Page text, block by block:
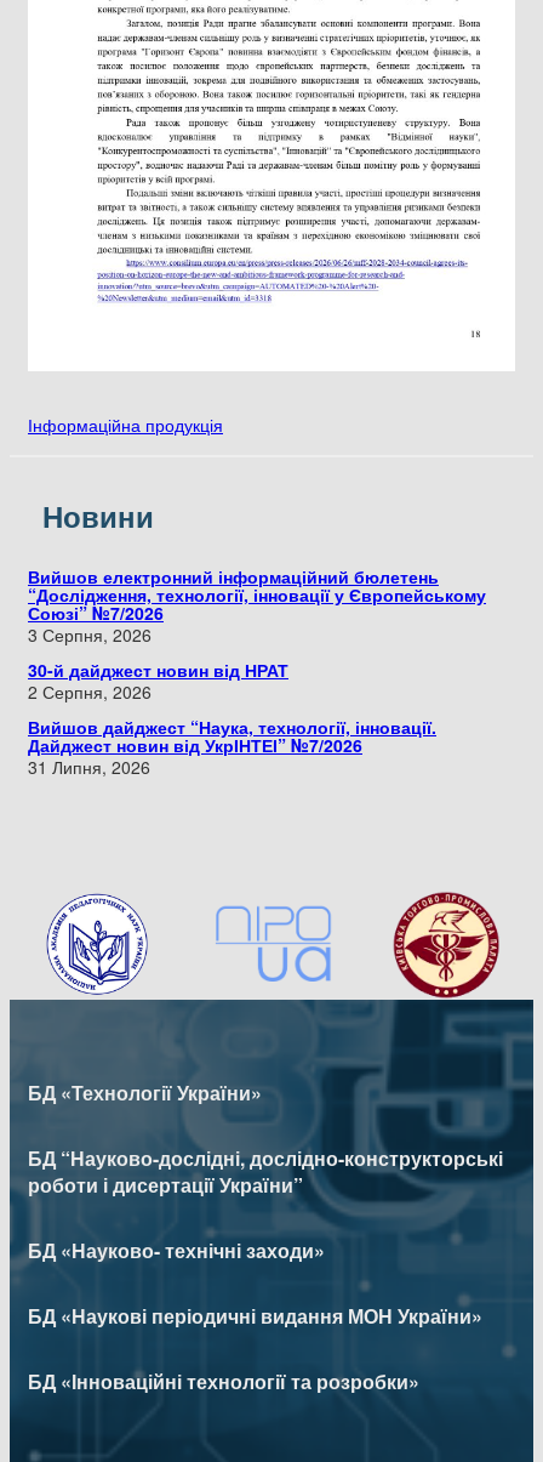
Інформаційна продукція
Новини
Вийшов електронний інформаційний бюлетень
“Дослідження, технології, інновації у Європейському
Союзі” №7/2026
3 Серпня, 2026
30-й дайджест новин від НРАТ
2 Серпня, 2026
Вийшов дайджест “Наука, технології, інновації.
Дайджест новин від УкрІНТЕІ” №7/2026
31 Липня, 2026
БД «Технології України»
БД “Науково-дослідні, дослідно-конструкторські
роботи і дисертації України”
БД «Науково- технічні заходи»
БД «Наукові періодичні видання МОН України»
БД «Інноваційні технології та розробки»